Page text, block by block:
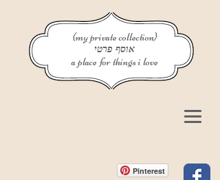
{my private collection}
אוסף פרטי
a place for things i love
Pinterest